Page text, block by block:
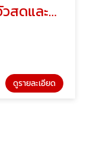
ขายส่งเครื่องในวัวอะไหล่วัวสดและแช่แข็ง
ดูรายละเอียด